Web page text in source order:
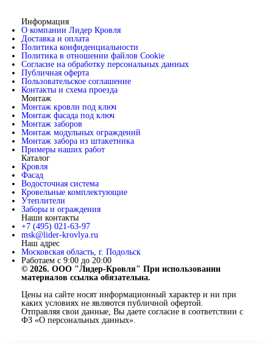
Информация
О компании Лидер Кровля
Доставка и оплата
Политика конфиденциальности
Политика в отношении файлов Cookie
Согласие на обработку персональных данных
Публичная оферта
Пользовательское соглашение
Контакты и схема проезда
Монтаж
Монтаж кровли под ключ
Монтаж фасада под ключ
Монтаж заборов
Монтаж модульных ограждений
Монтаж забора из штакетника
Примеры наших работ
Каталог
Кровля
Фасад
Водосточная система
Кровельные комплектующие
Утеплители
Заборы и ограждения
Наши контакты
+7 (495) 021-63-97
msk@lider-krovlya.ru
Наш адрес
Московская область, г. Подольск
Работаем с 9:00 до 20:00
© 2026. ООО "Лидер-Кровля" При использовании
материалов ссылка обязательна.
Цены на сайте носят информационный характер и ни при
каких условиях не являются публичной офертой.
Отправляя свои данные, Вы даете согласие в соответствии с
ФЗ «О персональных данных».